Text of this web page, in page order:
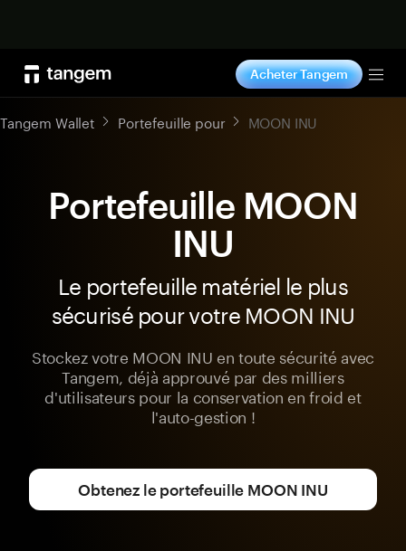
Acheter Tangem
Tangem Wallet Portefeuille pour MOON INU
Portefeuille MOON
INU
Le portefeuille matériel le plus
sécurisé pour votre MOON INU
Stockez votre MOON INU en toute sécurité avec
Tangem, déjà approuvé par des milliers
d'utilisateurs pour la conservation en froid et
l'auto-gestion !
Obtenez le portefeuille MOON INU